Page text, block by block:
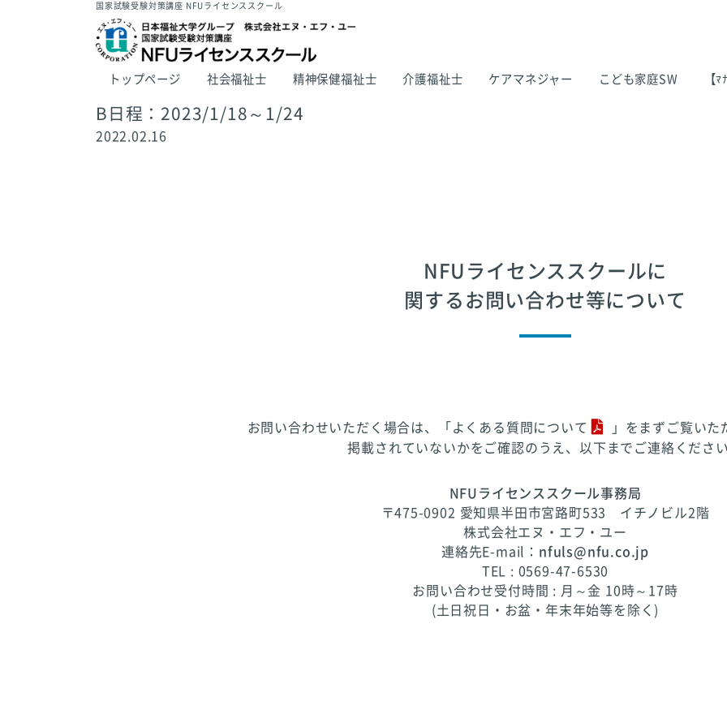
国家試験受験対策講座 NFUライセンススクール
トップページ 社会福祉士 精神保健福祉士 介護福祉士 ケアマネジャー こども家庭SW 【
B日程：2023/1/18～1/24
2022.02.16
NFUライセンススクールに
関するお問い合わせ等について
お問い合わせいただく場合は、「 よくある質問について
」をまずご覧いた
掲載されていないかをご確認のうえ、以下までご連絡ください
NFUライセンススクール事務局
〒475-0902 愛知県半田市宮路町533 イチノビル2階
株式会社エヌ・エフ・ユー
連絡先E-mail： nfuls@nfu.co.jp
TEL : 0569-47-6530
お問い合わせ受付時間 : 月～金 10時～17時
(土日祝日・お盆・年末年始等を除く)